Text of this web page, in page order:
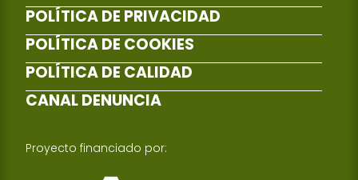
POLÍTICA DE PRIVACIDAD
POLÍTICA DE COOKIES
POLÍTICA DE CALIDAD
CANAL DENUNCIA
Proyecto financiado por: